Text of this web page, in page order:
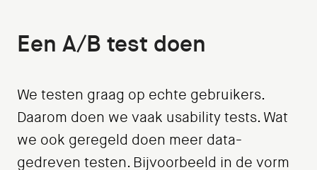
Een A/B test doen
We testen graag op echte gebruikers.
Daarom doen we vaak usability tests. Wat
we ook geregeld doen meer data-
gedreven testen. Bijvoorbeeld in de vorm